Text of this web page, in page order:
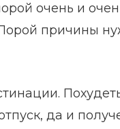
очень и
Порой причины
да и